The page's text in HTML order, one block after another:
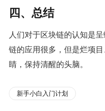
四、总结
人们对于区块链的认知是
链的应用很多，但是烂项
睛，保持清醒的头脑。
新手小白入门计划